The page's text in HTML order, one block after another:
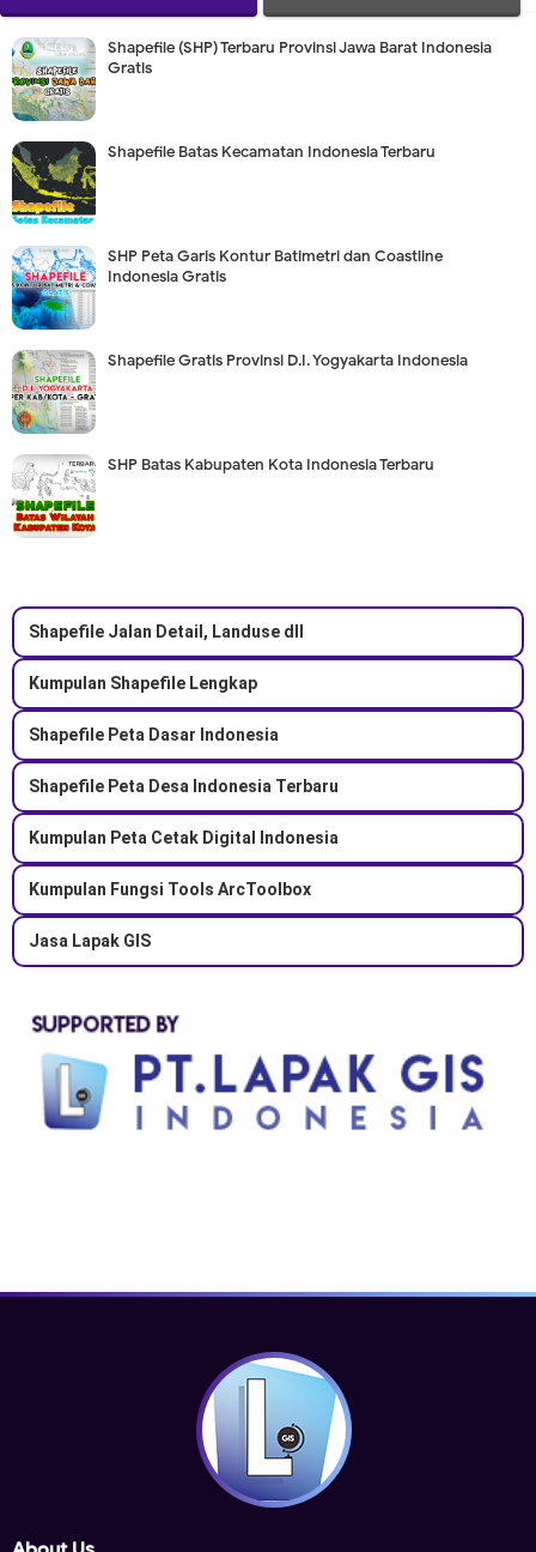
Shapefile (SHP) Terbaru Provinsi Jawa Barat Indonesia
Gratis
Shapefile Batas Kecamatan Indonesia Terbaru
SHP Peta Garis Kontur Batimetri dan Coastline
Indonesia Gratis
Shapefile Gratis Provinsi D.I. Yogyakarta Indonesia
SHP Batas Kabupaten Kota Indonesia Terbaru
Shapefile Jalan Detail, Landuse dll
Kumpulan Shapefile Lengkap
Shapefile Peta Dasar Indonesia
Shapefile Peta Desa Indonesia Terbaru
Kumpulan Peta Cetak Digital Indonesia
Kumpulan Fungsi Tools ArcToolbox
Jasa Lapak GIS